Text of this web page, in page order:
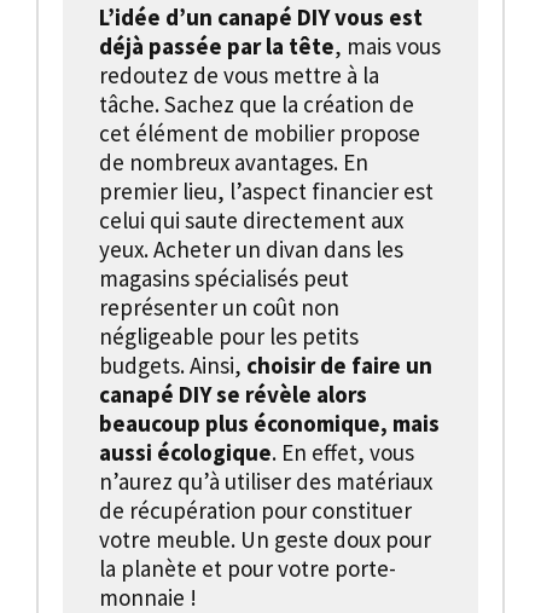
L’idée d’un canapé DIY vous est
déjà passée par la tête, mais vous
redoutez de vous mettre à la
tâche. Sachez que la création de
cet élément de mobilier propose
de nombreux avantages. En
premier lieu, l’aspect financier est
celui qui saute directement aux
yeux. Acheter un divan dans les
magasins spécialisés peut
représenter un coût non
négligeable pour les petits
budgets. Ainsi, choisir de faire un
canapé DIY se révèle alors
beaucoup plus économique, mais
aussi écologique. En effet, vous
n’aurez qu’à utiliser des matériaux
de récupération pour constituer
votre meuble. Un geste doux pour
la planète et pour votre porte-
monnaie !